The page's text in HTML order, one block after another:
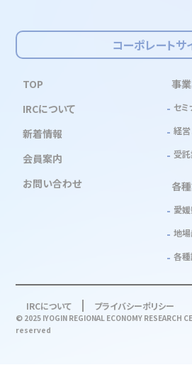
コーポレートサ
TOP
IRCについて
新着情報
会員案内
お問い合わせ
事
セミ
経営
受
各
愛
地
各
IRCについて プライバシーポリシー
© 2025 IYOGIN REGIONAL ECONOMY RESEARCH
reserved